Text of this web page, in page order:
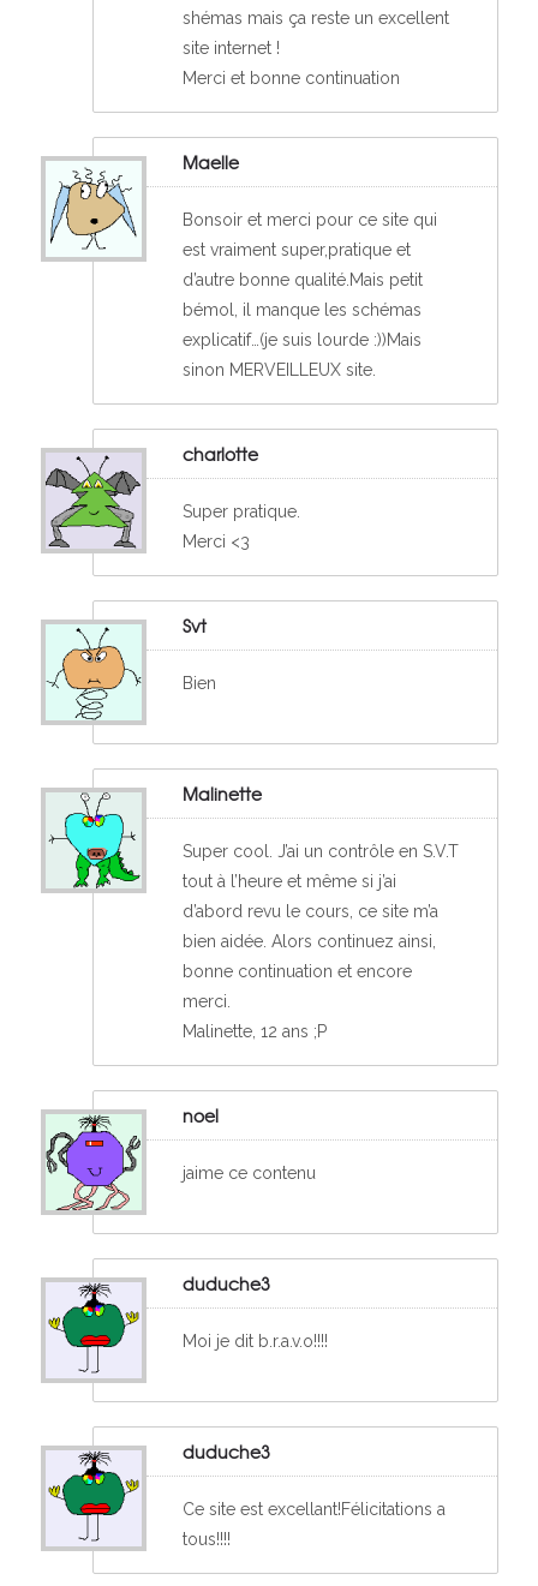
shémas mais ça reste un excellent
site internet !
Merci et bonne continuation
Maelle
Bonsoir et merci pour ce site qui
est vraiment super,pratique et
d’autre bonne qualité.Mais petit
bémol, il manque les schémas
explicatif…(je suis lourde :))Mais
sinon MERVEILLEUX site.
charlotte
Super pratique.
Merci <3
Svt
Bien
Malinette
Super cool. J’ai un contrôle en S.V.T
tout à l’heure et même si j’ai
d’abord revu le cours, ce site m’a
bien aidée. Alors continuez ainsi,
bonne continuation et encore
merci.
Malinette, 12 ans ;P
noel
jaime ce contenu
duduche3
Moi je dit b.r.a.v.o!!!!
duduche3
Ce site est excellant!Félicitations a
tous!!!!